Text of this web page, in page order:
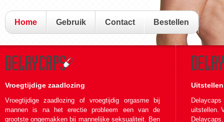
Home Gebruik Contact Bestellen
Vroegtijdige zaadlozing
Vroegtijdige zaadlozing of vroegtijdig orgasme bij
mannen is na het erectie probleem een van de
grootste ongemakken bij mannelijke seksualiteit. Ben
uitstellen.